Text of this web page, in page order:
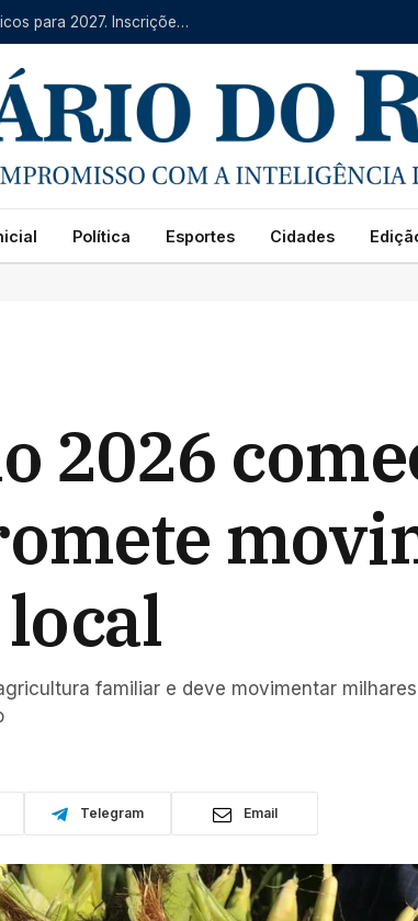
IFRN oferece mais de 4 mil vagas em cursos técnicos para 2027. Inscrições começam na segunda (10)
Política Esportes Cidades
2026
familiar e deve movimentar
Telegram Email